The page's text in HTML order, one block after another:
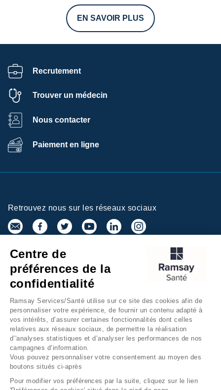
EN SAVOIR PLUS
Recrutement
Trouver un médecin
Nous contacter
Paiement en ligne
Retrouvez nous sur les réseaux sociaux
Inscrivez-vous à la newsletter
Groupe Ramsay Santé
Gestion des cookies
Accessibilité Numérique
Presse
Centre de
préférences de la
confidentialité
Ramsay Services/Santé utilise sur ce site des cookies afin de
personnaliser votre expérience, de fournir un contenu adapté à
vos intérêts, d’assurer certaines fonctionnalités dont celles
relatives aux réseaux sociaux, de permettre la réalisation
d’'analyses statistiques et d’analyser les performances de nos
campagnes d’information.
Vous pouvez personnaliser votre consentement au moyen des
boutons situés ci-après
Pour modifier vos préférences par la suite, cliquez sur le lien